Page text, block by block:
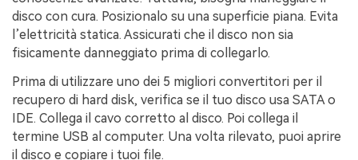
disco con cura. Posizionalo su una superficie piana. Evita
l’elettricità statica. Assicurati che il disco non sia
fisicamente danneggiato prima di collegarlo.
Prima di utilizzare uno dei 5 migliori convertitori per il
recupero di hard disk, verifica se il tuo disco usa SATA o
IDE. Collega il cavo corretto al disco. Poi collega il
termine USB al computer. Una volta rilevato, puoi aprire
il disco e copiare i tuoi file.